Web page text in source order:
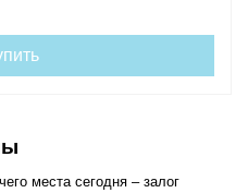
места сегодня – залог